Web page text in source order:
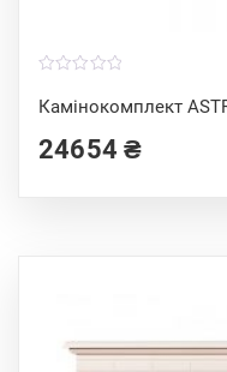
Камінокомплект
o
u
o
f
24654₴